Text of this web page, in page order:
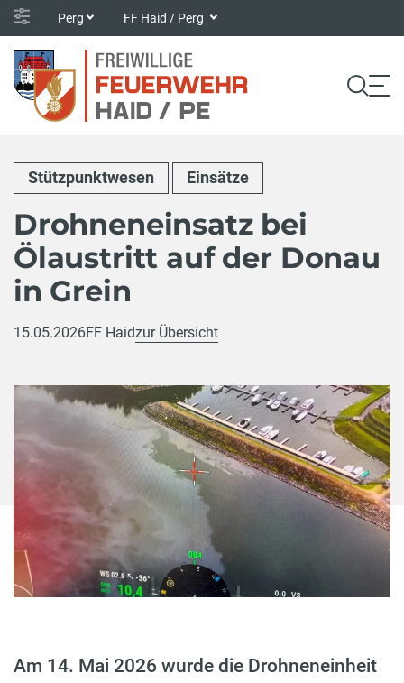
Perg FF Haid / Perg
Stützpunktwesen Einsätze
Drohneneinsatz bei
Ölaustritt auf der Donau
in Grein
15.05.2026FF Haidzur Übersicht
Am 14. Mai 2026 wurde die Drohneneinheit